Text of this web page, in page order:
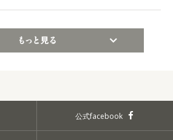
公式facebook